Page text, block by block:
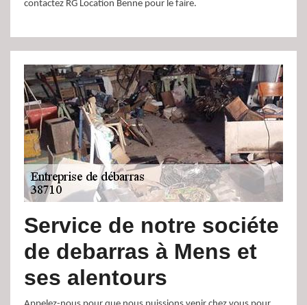
contactez RG Location Benne pour le faire.
Service de notre sociéte
de debarras à Mens et
ses alentours